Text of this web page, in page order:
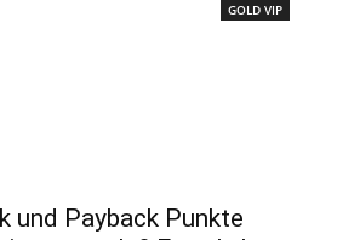
GOLD VIP
und Payback Punkte